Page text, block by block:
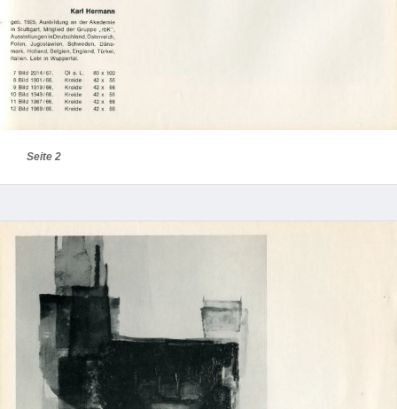
Seite 2